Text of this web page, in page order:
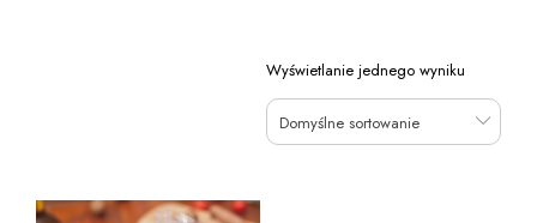
Wyświetlanie jednego wyniku
Domyślne sortowanie